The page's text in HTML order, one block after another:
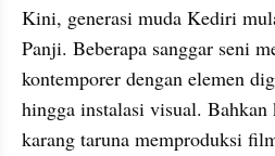
Kini, generasi muda Kediri
Panji. Beberapa sanggar seni
kontemporer dengan elemen
hingga instalasi visual.
karang taruna memproduksi